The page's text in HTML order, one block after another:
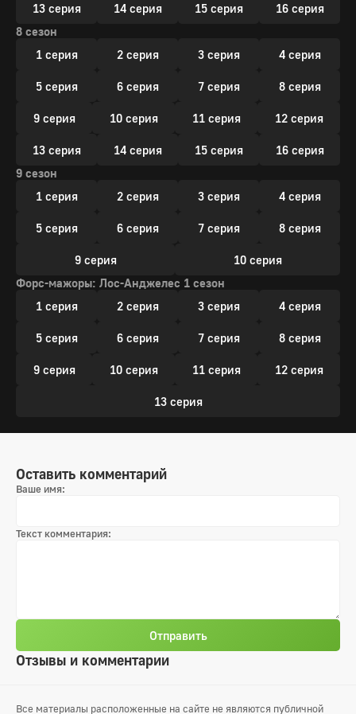
13 серия 14 серия 15 серия
16 серия
8 сезон
1 серия
2 серия 3 серия 4 серия
5 серия 6 серия 7 серия 8 серия
9 серия 10 серия 11 серия 12 серия
13 серия 14 серия 15 серия
16 серия
9 сезон
1 серия
2 серия 3 серия 4 серия
5 серия 6 серия 7 серия 8 серия
9 серия
10 серия
Форс-мажоры: Лос-Анджелес 1 сезон
1 серия
2 серия 3 серия 4 серия
5 серия 6 серия 7 серия 8 серия
9 серия 10 серия 11 серия 12 серия
13 серия
Отзывы и комментарии
Оставить комментарий
Ваше имя:
Текст комментария:
Отправить
Все материалы расположенные на сайте не являются публичной